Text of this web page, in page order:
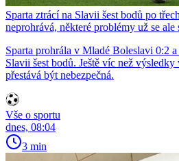
Sparta ztrácí na Slavii šest bodů po
neprohrává, některé problémy už se ale
Sparta prohrála v Mladé Boleslavi 0:2
Slavii šest bodů. Ještě víc než
přestává být nebezpečná.
Vše o sportu
dnes, 08:04
3 min